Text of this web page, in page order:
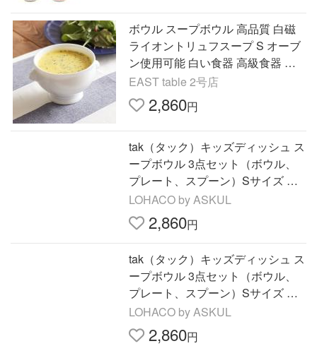
ボウル スープボウル 高品質 白磁
ライオントリュフスープ S オーブ
ン使用可能 白い食器 高級食器 業
務用 ホテル食器 ホワイト 爆買
EAST table 2号店
2,860円
tak（タック）キッズディッシュ ス
ープボウル 3点セット（ボウル、
プレート、スプーン）Sサイズ ネ
イビー 電子レンジ対応 1セット 竹
中
LOHACO by ASKUL
2,860円
tak（タック）キッズディッシュ ス
ープボウル 3点セット（ボウル、
プレート、スプーン）Sサイズ イ
エロー 電子レンジ対応 1セット 竹
中
LOHACO by ASKUL
2,860円